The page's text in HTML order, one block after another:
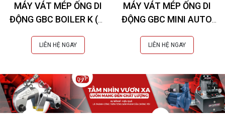
MÁY VÁT MÉP ỐNG DI
ĐỘNG GBC BOILER K (Øi
LIÊN HỆ NGAY
MÁY VÁT MÉP ỐNG DI
ĐỘNG GBC MINI AUTO
mm)
LIÊN HỆ NGAY